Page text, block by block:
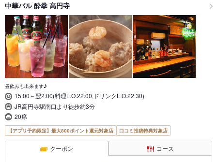
中華バル 酔拳 高円寺
昼飲みも出来ます♪
15:00～翌2:00(料理L.O.22:00,ドリンクL.O.22:30)
JR高円寺駅南口より徒歩約3分
20席
【アプリ予約限定】最大800ポイント還元対象店 口コミ投稿特典対象店
クーポン コース